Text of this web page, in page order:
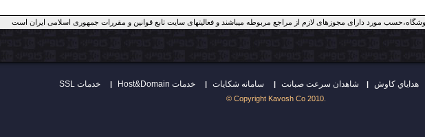
مورد دارای مجوزهای لازم از مراجع مربوطه میباشند و فعالیتهای سایت تابع قوانین و مقررات جمهوری اسلامی ایران است
| | | |
© Copyright Kavosh Co 2010.